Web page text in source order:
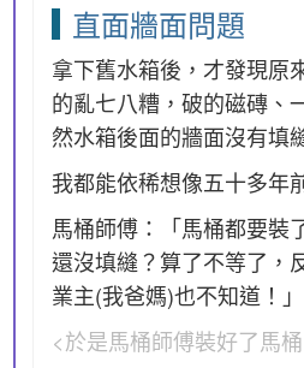
直面牆面問題
拿下舊水箱後，才發現原
的亂七八糟，破的磁磚、
然水箱後面的牆面沒有填
我都能依稀想像五十多年
馬桶師傅：「馬桶都要裝
還沒填縫？算了不等了，
業主(我爸媽)也不知道！」
<於是馬桶師傅裝好了馬